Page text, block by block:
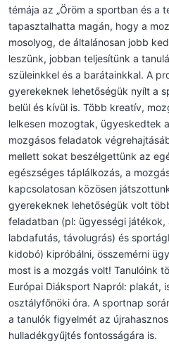
témája az „Öröm a sportban és a
tapasztalhatta magán, hogy a
mosolyog, de általánosan jobb
leszünk, jobban teljesítünk a
szüleinkkel és a barátainkkal. A
gyerekeknek lehetőségük nyílt a
belül és kívül is. Több kreatív,
lelkesen mozogtak, ügyeskedtek
mozgásos feladatok
mellett sokat beszélgettünk az
egészséges táplálkozás, a
kapcsolatosan közösen
gyerekeknek lehetőségük volt
feladatban (pl: ügyességi
labdafutás, távolugrás) és
kidobó) kipróbálni, összemérni
most is a mozgás volt! Tanulóink
Európai Diáksport Napról: plakát,
osztályfőnöki óra. A sportnap
a tanulók figyelmét az
hulladékgyűjtés fontosságára is.